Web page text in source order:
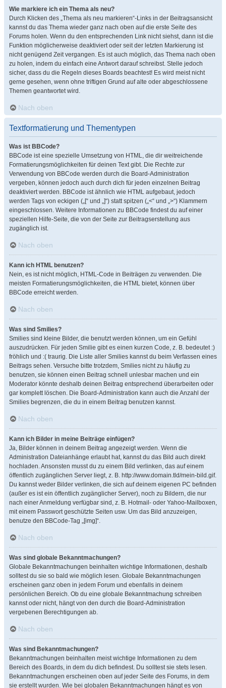
Wie markiere ich ein Thema als neu?
Durch Klicken des „Thema als neu markieren“-Links in der Beitragsansicht
kannst du das Thema wieder ganz nach oben auf die erste Seite des
Forums holen. Wenn du den entsprechenden Link nicht siehst, dann ist die
Funktion möglicherweise deaktiviert oder seit der letzten Markierung ist
nicht genügend Zeit vergangen. Es ist auch möglich, das Thema nach oben
zu holen, indem du einfach eine Antwort darauf schreibst. Stelle jedoch
sicher, dass du die Regeln dieses Boards beachtest! Es wird meist nicht
gerne gesehen, wenn ohne triftigen Grund auf alte oder abgeschlossene
Themen geantwortet wird.
Nach oben
Textformatierung und Thementypen
Was ist BBCode?
BBCode ist eine spezielle Umsetzung von HTML, die dir weitreichende
Formatierungsmöglichkeiten für deinen Text gibt. Die Rechte zur
Verwendung von BBCode werden durch die Board-Administration
vergeben, können jedoch auch durch dich für jeden einzelnen Beitrag
deaktiviert werden. BBCode ist ähnlich wie HTML aufgebaut, jedoch
werden Tags von eckigen („[“ und „]“) statt spitzen („<“ und „>“) Klammern
eingeschlossen. Weitere Informationen zu BBCode findest du auf einer
speziellen Hilfe-Seite, die von der Seite zur Beitragserstellung aus
zugänglich ist.
Nach oben
Kann ich HTML benutzen?
Nein, es ist nicht möglich, HTML-Code in Beiträgen zu verwenden. Die
meisten Formatierungsmöglichkeiten, die HTML bietet, können über
BBCode erreicht werden.
Nach oben
Was sind Smilies?
Smilies sind kleine Bilder, die benutzt werden können, um ein Gefühl
auszudrücken. Für jeden Smilie gibt es einen kurzen Code, z. B. bedeutet :)
fröhlich und :( traurig. Die Liste aller Smilies kannst du beim Verfassen eines
Beitrags sehen. Versuche bitte trotzdem, Smilies nicht zu häufig zu
benutzen, sie können einen Beitrag schnell unlesbar machen und ein
Moderator könnte deshalb deinen Beitrag entsprechend überarbeiten oder
gar komplett löschen. Die Board-Administration kann auch die Anzahl der
Smilies begrenzen, die du in einem Beitrag benutzen kannst.
Nach oben
Kann ich Bilder in meine Beiträge einfügen?
Ja, Bilder können in deinem Beitrag angezeigt werden. Wenn die
Administration Dateianhänge erlaubt hat, kannst du das Bild auch direkt
hochladen. Ansonsten musst du zu einem Bild verlinken, das auf einem
öffentlich zugänglichen Server liegt, z. B. http://www.domain.tld/mein-bild.gif.
Du kannst weder Bilder verlinken, die sich auf deinem eigenen PC befinden
(außer es ist ein öffentlich zugänglicher Server), noch zu Bildern, die nur
nach einer Anmeldung verfügbar sind, z. B. Hotmail- oder Yahoo-Mailboxen,
mit einem Passwort geschützte Seiten usw. Um das Bild anzuzeigen,
benutze den BBCode-Tag „[img]“.
Nach oben
Was sind globale Bekanntmachungen?
Globale Bekanntmachungen beinhalten wichtige Informationen, deshalb
solltest du sie so bald wie möglich lesen. Globale Bekanntmachungen
erscheinen ganz oben in jedem Forum und ebenfalls in deinem
persönlichen Bereich. Ob du eine globale Bekanntmachung schreiben
kannst oder nicht, hängt von den durch die Board-Administration
vergebenen Berechtigungen ab.
Nach oben
Was sind Bekanntmachungen?
Bekanntmachungen beinhalten meist wichtige Informationen zu dem
Bereich des Boards, in dem du dich befindest. Du solltest sie stets lesen.
Bekanntmachungen erscheinen oben auf jeder Seite des Forums, in dem
sie erstellt wurden. Wie bei globalen Bekanntmachungen hängt es von